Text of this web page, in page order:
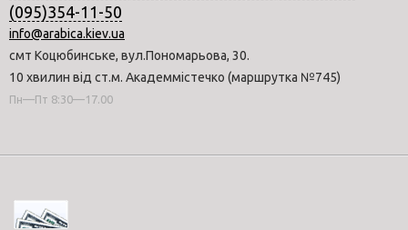
(095)354-11-50
info@arabica.kiev.ua
смт Коцюбинське, вул.Пономарьова, 30.
10 хвилин від ст.м. Академмістечко (маршрутка №745)
Пн—Пт 8:30—17.00